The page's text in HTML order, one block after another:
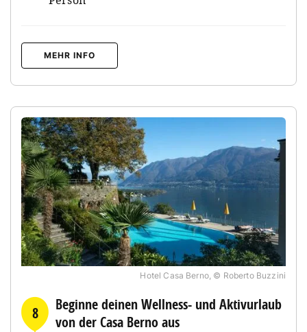
MEHR INFO
Hotel Casa Berno, © Roberto Buzzini
8
Beginne deinen Wellness- und Aktivurlaub
von der Casa Berno aus